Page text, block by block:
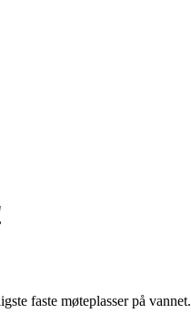
faste møteplasser på vannet.